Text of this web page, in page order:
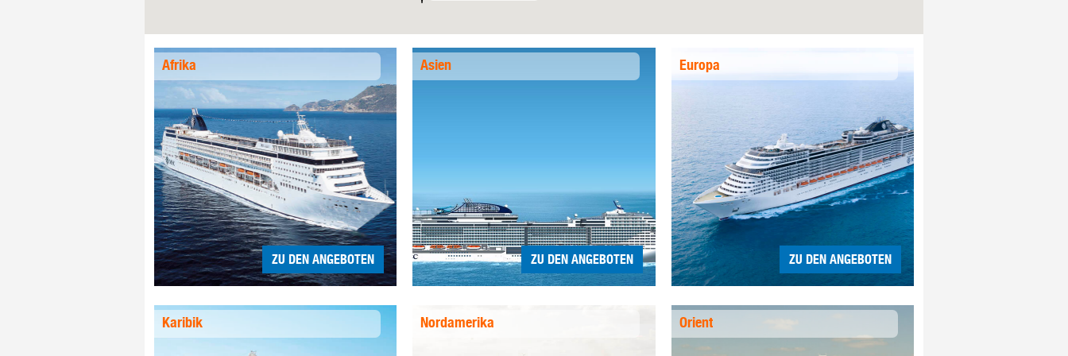
Afrika
ZU DEN ANGEBOTEN
Asien
ZU DEN ANGEBOTEN
Europa
ZU DEN ANGEBOTEN
Karibik Nordamerika Orient